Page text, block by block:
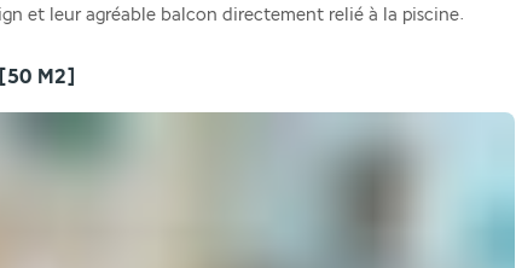
et leur agréable balcon directement relié à la piscine.
[50 M2]